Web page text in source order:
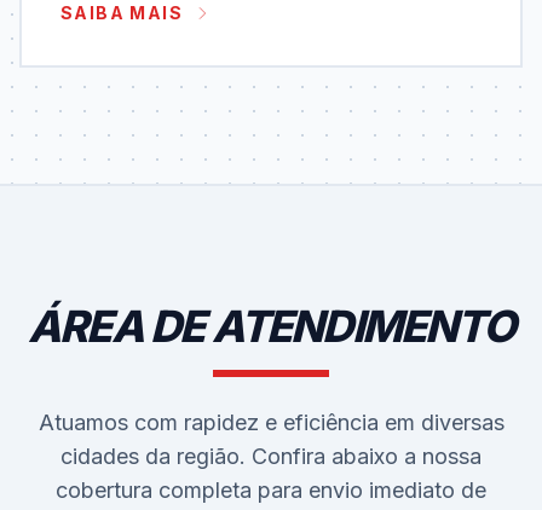
SAIBA MAIS
ÁREA DE ATENDIMENTO
Atuamos com rapidez e eficiência em diversas
cidades da região. Confira abaixo a nossa
cobertura completa para envio imediato de